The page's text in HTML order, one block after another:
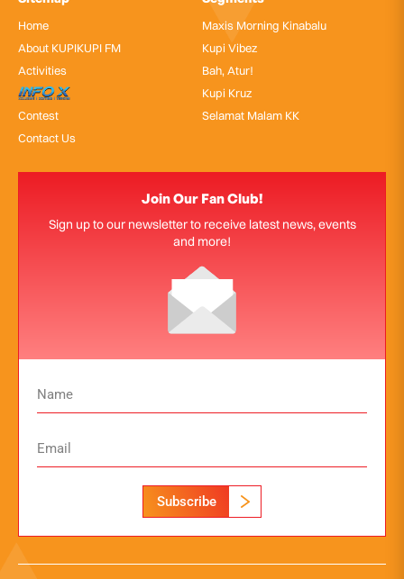
Home
About KUPIKUPI FM
Activities
InfoX
Contest
Contact Us
Maxis Morning Kinabalu
Kupi Vibez
Bah, Atur!
Kupi Kruz
Selamat Malam KK
Join Our Fan Club!
Sign up to our newsletter to receive latest news, events
and more!
Subscribe